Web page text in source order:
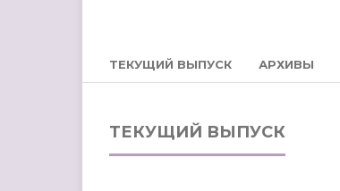
ТЕКУЩИЙ ВЫПУСК АРХИВЫ
ТЕКУЩИЙ ВЫПУСК